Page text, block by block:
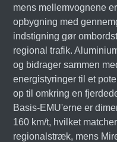
mens mellemvognene
opbygning med
indstigning gør
regional trafik.
og bidrager sammen
energistyringer til et
op til omkring en
Basis-EMU'erne er
160 km/t, hvilket
regionalstræk, mens